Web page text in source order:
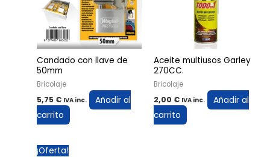
Candado con llave de
50mm
Bricolaje
5,75 € IVA inc.
Añadir al
carrito
Aceite multiusos Garley
270CC.
Bricolaje
2,00 € IVA inc.
Añadir al
carrito
¡Oferta!
El